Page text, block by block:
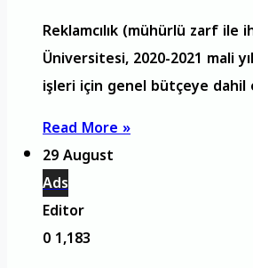
Reklamcılık (mühürlü zarf ile
Üniversitesi, 2020-2021 mali
işleri için genel bütçeye
Read More »
29 August
Ads
Editor
01,183